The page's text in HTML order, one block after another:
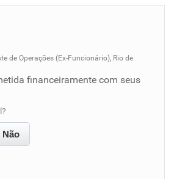
vida familiar
de Operações (Ex-Funcionário), Rio de
financeiramente com seus
Não